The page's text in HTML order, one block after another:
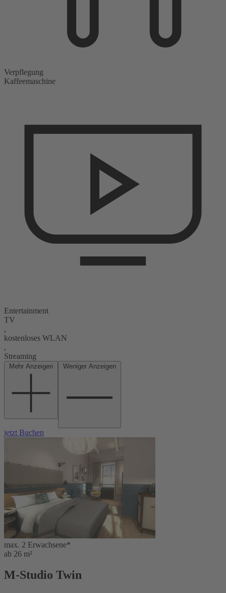
Verpflegung
Kaffeemaschine
Entertainment
TV
,
kostenloses WLAN
,
Streaming
jetzt Buchen
max. 2 Erwachsene*
ab 26 m²
M-Studio Twin